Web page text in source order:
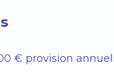
€ provision